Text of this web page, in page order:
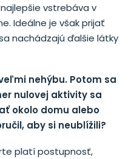
vstrebáva v
Ideálne je však prijať
nachádzajú ďalšie látky
nehýbu. Potom sa
nulovej aktivity sa
okolo domu alebo
aby si neublížili?
platí postupnosť,